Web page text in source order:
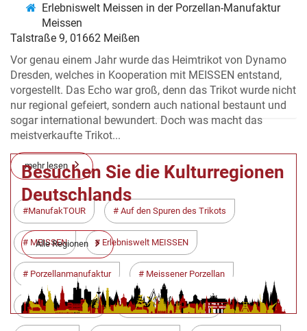
Erlebniswelt Meissen in der Porzellan-Manufaktur
Meissen
Talstraße 9, 01662 Meißen
Vor genau einem Jahr wurde das Heimtrikot von Dynamo
Dresden, welches in Kooperation mit MEISSEN entstand,
vorgestellt. Das Echo war groß, denn das Trikot wurde nicht
nur regional gefeiert, sondern auch national bestaunt und
sogar international bewundert. Doch was macht das
meistverkaufte Trikot...
mehr lesen
ManufakTOUR Auf den Spuren des Trikots
MEISSEN Erlebniswelt MEISSEN
Porzellanmanufaktur Meissener Porzellan
Dynamo Dresden SG Dynamo Dresden
Besuchen Sie die Kulturregionen
Deutschlands
Alle Regionen